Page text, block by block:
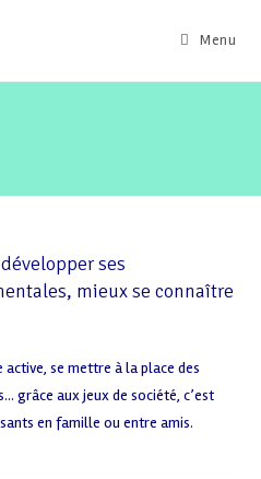
Menu
ses
mieux se connaître
se mettre à la place des
grâce aux jeux de société, c’est
en famille ou entre amis.